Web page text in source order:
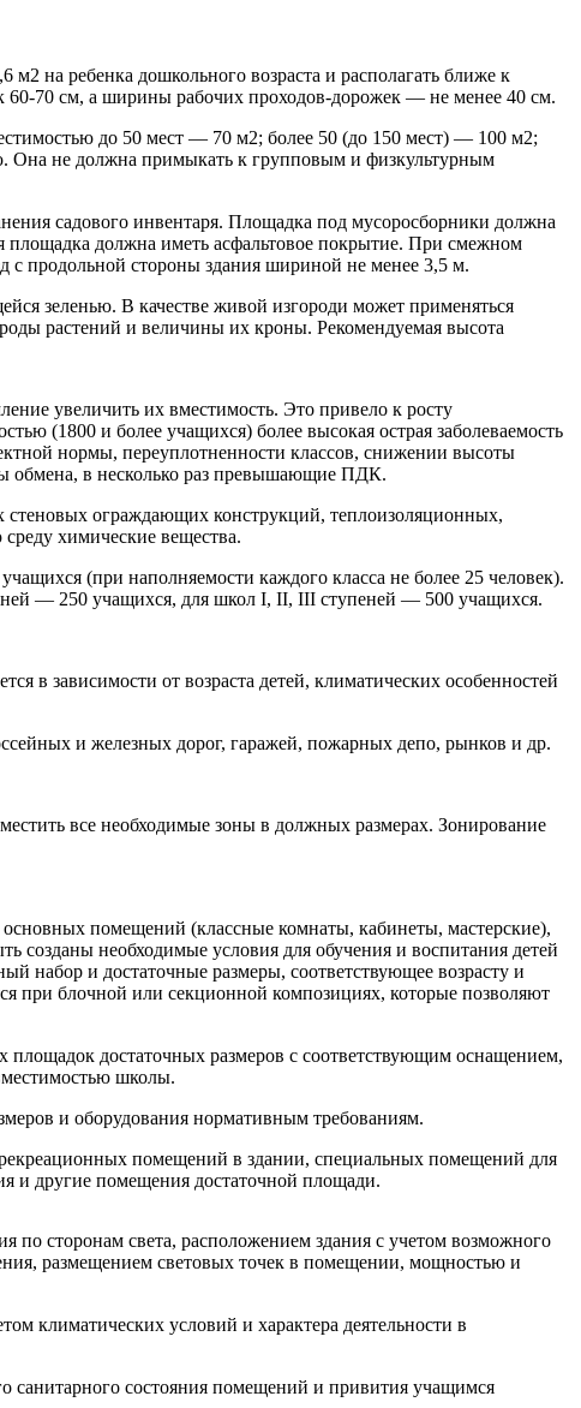
м2 на ребенка дошкольного возраста и располагать ближе к
70 см, а ширины рабочих проходов-дорожек — не менее 40 см.
до 50 мест — 70 м2; более 50 (до 150 мест) — 100 м2;
Она не должна примыкать к групповым и физкультурным
садового инвентаря. Площадка под мусоросборники должна
должна иметь асфальтовое покрытие. При смежном
с продольной стороны здания шириной не менее 3,5 м.
зеленью. В качестве живой изгороди может применяться
растений и величины их кроны. Рекомендуемая высота
увеличить их вместимость. Это привело к росту
(1800 и более учащихся) более высокая острая заболеваемость
нормы, переуплотненности классов, снижении высоты
обмена, в несколько раз превышающие ПДК.
стеновых ограждающих конструкций, теплоизоляционных,
химические вещества.
(при наполняемости каждого класса не более 25 человек).
— 250 учащихся, для школ I, II, III ступеней — 500 учащихся.
в зависимости от возраста детей, климатических особенностей
и железных дорог, гаражей, пожарных депо, рынков и др.
все необходимые зоны в должных размерах. Зонирование
помещений (классные комнаты, кабинеты, мастерские),
необходимые условия для обучения и воспитания детей
набор и достаточные размеры, соответствующее возрасту и
при блочной или секционной композициях, которые позволяют
площадок достаточных размеров с соответствующим оснащением,
школы.
и оборудования нормативным требованиям.
помещений в здании, специальных помещений для
и другие помещения достаточной площади.
по сторонам света, расположением здания с учетом возможного
размещением световых точек в помещении, мощностью и
климатических условий и характера деятельности в
санитарного состояния помещений и привития учащимся